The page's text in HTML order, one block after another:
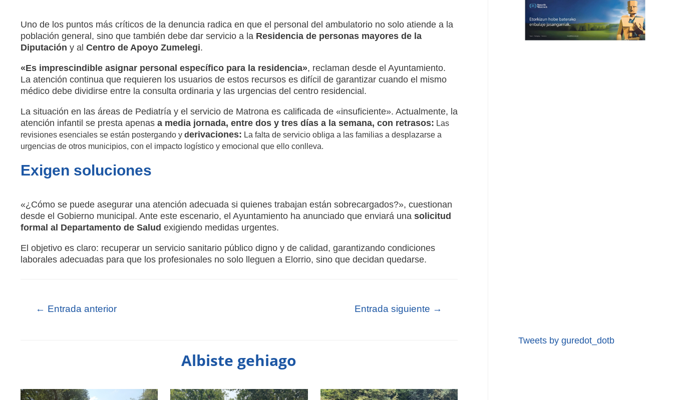
Uno de los puntos más críticos de la denuncia radica en que el personal del ambulatorio no solo atiende a la
población general, sino que también debe dar servicio a la Residencia de personas mayores de la
Diputación y al Centro de Apoyo Zumelegi.
«Es imprescindible asignar personal específico para la residencia», reclaman desde el Ayuntamiento.
La atención continua que requieren los usuarios de estos recursos es difícil de garantizar cuando el mismo
médico debe dividirse entre la consulta ordinaria y las urgencias del centro residencial.
La situación en las áreas de Pediatría y el servicio de Matrona es calificada de «insuficiente». Actualmente, la
atención infantil se presta apenas a media jornada, entre dos y tres días a la semana, con retrasos: Las
revisiones esenciales se están postergando y derivaciones: La falta de servicio obliga a las familias a desplazarse a
urgencias de otros municipios, con el impacto logístico y emocional que ello conlleva.
Exigen soluciones
«¿Cómo se puede asegurar una atención adecuada si quienes trabajan están sobrecargados?», cuestionan
desde el Gobierno municipal. Ante este escenario, el Ayuntamiento ha anunciado que enviará una solicitud
formal al Departamento de Salud exigiendo medidas urgentes.
El objetivo es claro: recuperar un servicio sanitario público digno y de calidad, garantizando condiciones
laborales adecuadas para que los profesionales no solo lleguen a Elorrio, sino que decidan quedarse.
← Entrada anterior Entrada siguiente →
Albiste gehiago
Tweets by guredot_dotb